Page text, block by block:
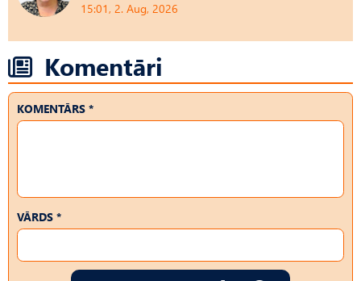
15:01, 2. Aug, 2026
Komentāri
KOMENTĀRS *
VĀRDS *